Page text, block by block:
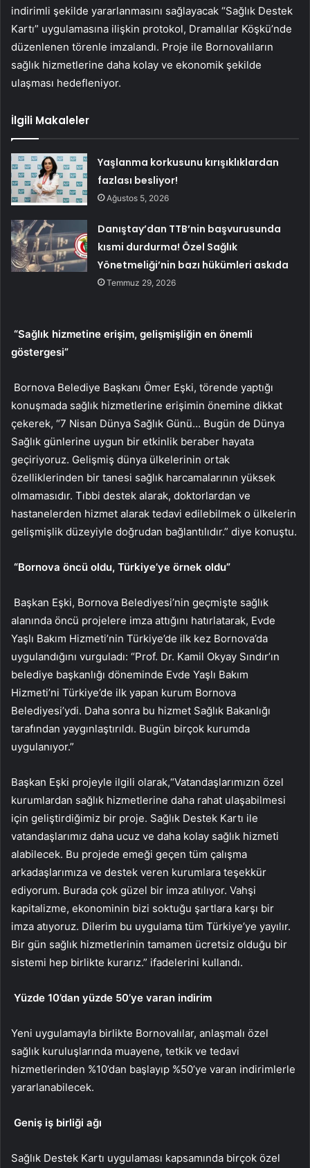
indirimli şekilde yararlanmasını sağlayacak “Sağlık Destek
Kartı” uygulamasına ilişkin protokol, Dramalılar Köşkü’nde
düzenlenen törenle imzalandı. Proje ile Bornovalıların
sağlık hizmetlerine daha kolay ve ekonomik şekilde
ulaşması hedefleniyor.
İlgili Makaleler
Yaşlanma korkusunu kırışıklıklardan
fazlası besliyor!
Ağustos 5, 2026
Danıştay’dan TTB’nin başvurusunda
kısmi durdurma! Özel Sağlık
Yönetmeliği’nin bazı hükümleri askıda
Temmuz 29, 2026
“Sağlık hizmetine erişim, gelişmişliğin en önemli
göstergesi”
Bornova Belediye Başkanı Ömer Eşki, törende yaptığı
konuşmada sağlık hizmetlerine erişimin önemine dikkat
çekerek, “7 Nisan Dünya Sağlık Günü… Bugün de Dünya
Sağlık günlerine uygun bir etkinlik beraber hayata
geçiriyoruz. Gelişmiş dünya ülkelerinin ortak
özelliklerinden bir tanesi sağlık harcamalarının yüksek
olmamasıdır. Tıbbi destek alarak, doktorlardan ve
hastanelerden hizmet alarak tedavi edilebilmek o ülkelerin
gelişmişlik düzeyiyle doğrudan bağlantılıdır.” diye konuştu.
“Bornova öncü oldu, Türkiye’ye örnek oldu”
Başkan Eşki, Bornova Belediyesi’nin geçmişte sağlık
alanında öncü projelere imza attığını hatırlatarak, Evde
Yaşlı Bakım Hizmeti’nin Türkiye’de ilk kez Bornova’da
uygulandığını vurguladı: “Prof. Dr. Kamil Okyay Sındır’ın
belediye başkanlığı döneminde Evde Yaşlı Bakım
Hizmeti’ni Türkiye’de ilk yapan kurum Bornova
Belediyesi’ydi. Daha sonra bu hizmet Sağlık Bakanlığı
tarafından yaygınlaştırıldı. Bugün birçok kurumda
uygulanıyor.”
Başkan Eşki projeyle ilgili olarak,“Vatandaşlarımızın özel
kurumlardan sağlık hizmetlerine daha rahat ulaşabilmesi
için geliştirdiğimiz bir proje. Sağlık Destek Kartı ile
vatandaşlarımız daha ucuz ve daha kolay sağlık hizmeti
alabilecek. Bu projede emeği geçen tüm çalışma
arkadaşlarımıza ve destek veren kurumlara teşekkür
ediyorum. Burada çok güzel bir imza atılıyor. Vahşi
kapitalizme, ekonominin bizi soktuğu şartlara karşı bir
imza atıyoruz. Dilerim bu uygulama tüm Türkiye’ye yayılır.
Bir gün sağlık hizmetlerinin tamamen ücretsiz olduğu bir
sistemi hep birlikte kurarız.” ifadelerini kullandı.
Yüzde 10’dan yüzde 50’ye varan indirim
Yeni uygulamayla birlikte Bornovalılar, anlaşmalı özel
sağlık kuruluşlarında muayene, tetkik ve tedavi
hizmetlerinden %10’dan başlayıp %50’ye varan indirimlerle
yararlanabilecek.
Geniş iş birliği ağı
Sağlık Destek Kartı uygulaması kapsamında birçok özel